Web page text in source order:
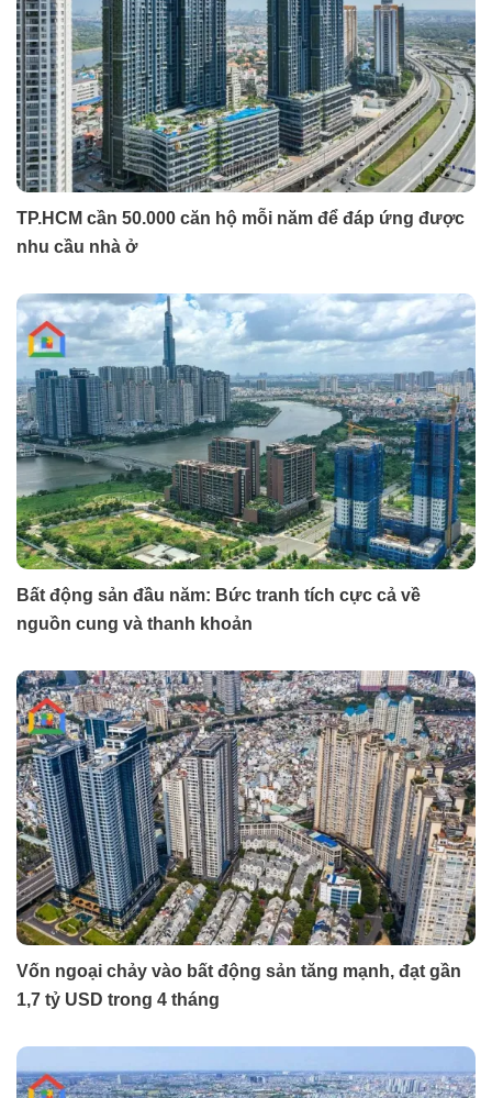
TP.HCM cần 50.000 căn hộ mỗi năm để đáp ứng được
nhu cầu nhà ở
Bất động sản đầu năm: Bức tranh tích cực cả về
nguồn cung và thanh khoản
Vốn ngoại chảy vào bất động sản tăng mạnh, đạt gần
1,7 tỷ USD trong 4 tháng